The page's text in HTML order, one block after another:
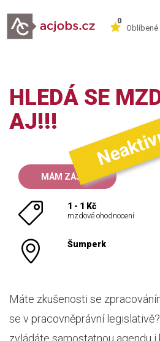
0
HLEDÁ SE
AJ!!!
MÁM ZÁJEM
1 - 1 Kč
mzdové ohodnocení
Šumperk
Máte zkušenosti se
se v pracovněprávní
zvládáte samostatnou agendu i